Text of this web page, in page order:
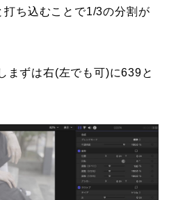
ち込むことで1/3の分割が
まずは右(左でも可)に639と